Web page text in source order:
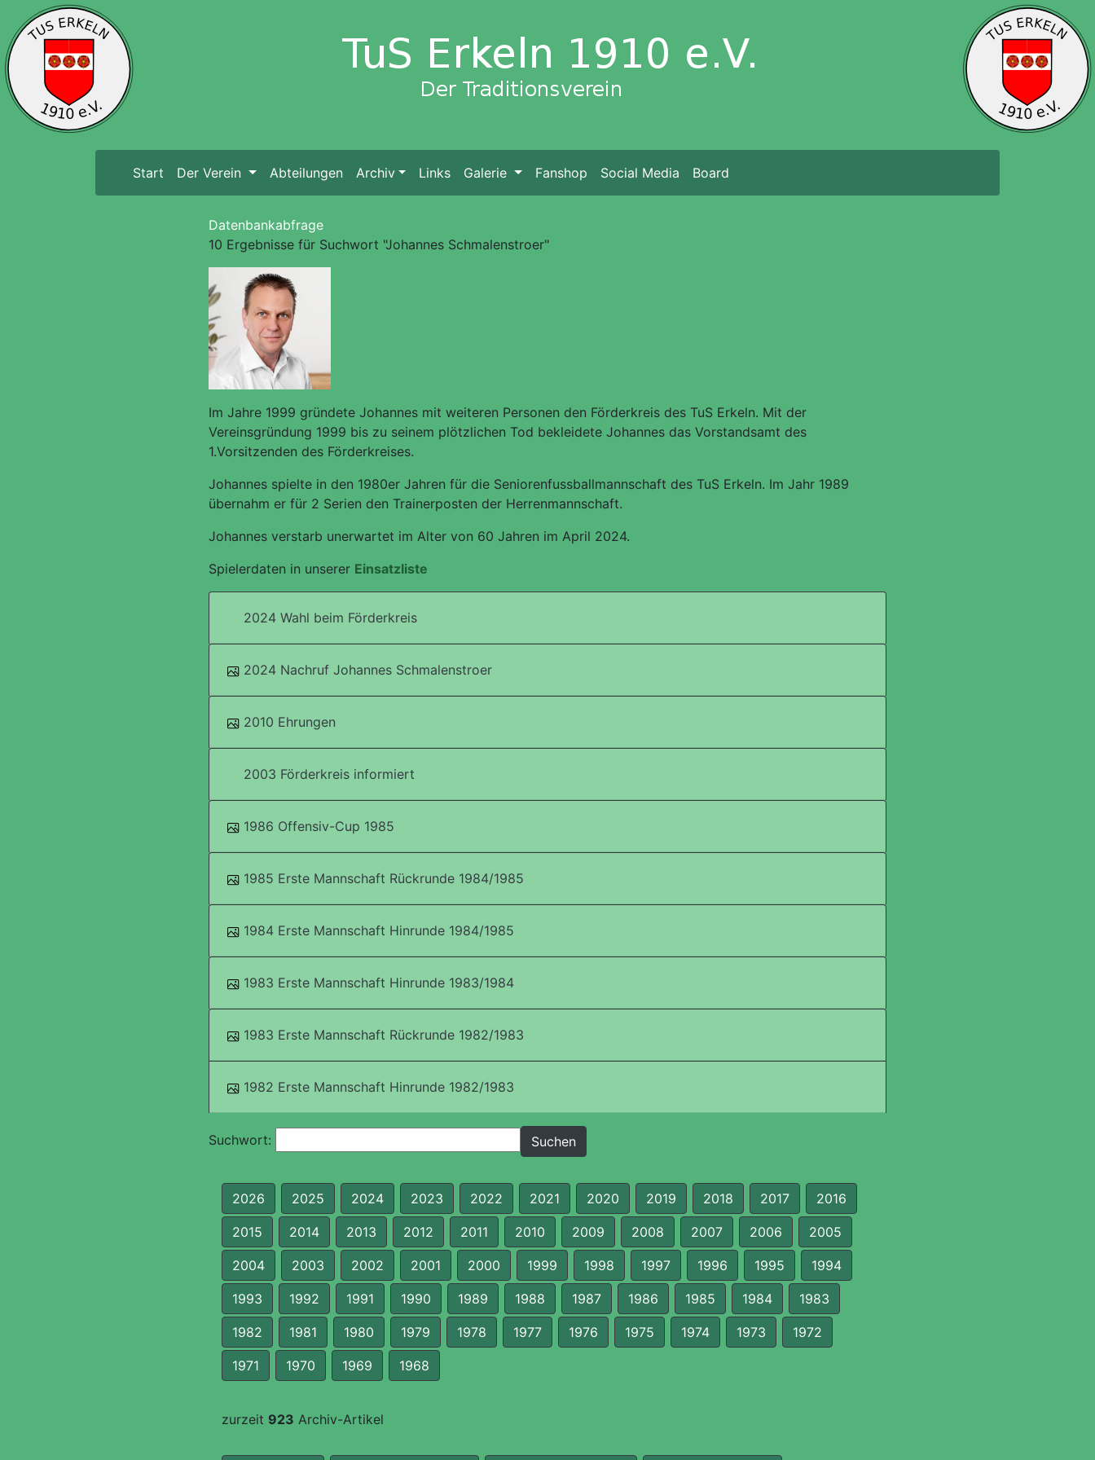
Start (current)
Der Verein Abteilungen Archiv Links Galerie Fanshop Social Media Board
Datenbankabfrage
10 Ergebnisse für Suchwort "Johannes Schmalenstroer"
Im Jahre 1999 gründete Johannes mit weiteren Personen den Förderkreis des TuS Erkeln. Mit der
Vereinsgründung 1999 bis zu seinem plötzlichen Tod bekleidete Johannes das Vorstandsamt des
1.Vorsitzenden des Förderkreises.
Johannes spielte in den 1980er Jahren für die Seniorenfussballmannschaft des TuS Erkeln. Im Jahr 1989
übernahm er für 2 Serien den Trainerposten der Herrenmannschaft.
Johannes verstarb unerwartet im Alter von 60 Jahren im April 2024.
Spielerdaten in unserer Einsatzliste
2024 Wahl beim Förderkreis
2024 Nachruf Johannes Schmalenstroer
2010 Ehrungen
2003 Förderkreis informiert
1986 Offensiv-Cup 1985
1985 Erste Mannschaft Rückrunde 1984/1985
1984 Erste Mannschaft Hinrunde 1984/1985
1983 Erste Mannschaft Hinrunde 1983/1984
1983 Erste Mannschaft Rückrunde 1982/1983
1982 Erste Mannschaft Hinrunde 1982/1983
Suchwort:
2026 2025 2024 2023 2022 2021 2020 2019 2018 2017 2016
2015 2014 2013 2012 2011 2010 2009 2008 2007 2006 2005
2004 2003 2002 2001 2000 1999 1998 1997 1996 1995 1994
1993 1992 1991 1990 1989 1988 1987 1986 1985 1984 1983
1982 1981 1980 1979 1978 1977 1976 1975 1974 1973 1972
1971 1970 1969 1968
zurzeit 923 Archiv-Artikel